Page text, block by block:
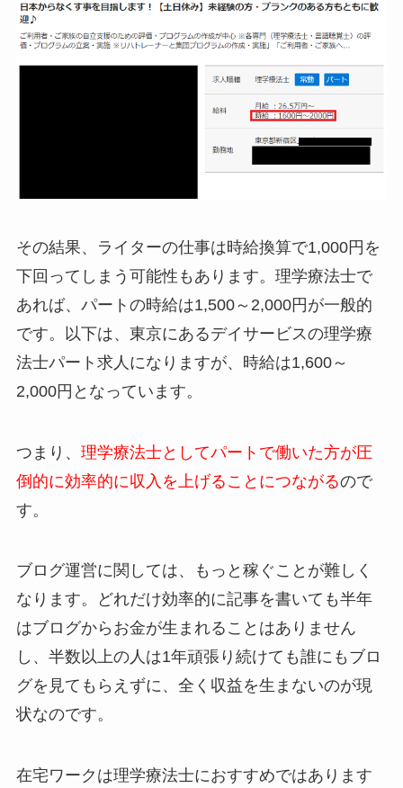
その結果、ライターの仕事は時給換算で1,000円を
下回ってしまう可能性もあります。理学療法士で
あれば、パートの時給は1,500～2,000円が一般的
です。以下は、東京にあるデイサービスの理学療
法士パート求人になりますが、時給は1,600～
2,000円となっています。
つまり、 理学療法士としてパートで働いた方が圧
倒的に効率的に収入を上げることにつながるので
す。
ブログ運営に関しては、もっと稼ぐことが難しく
なります。どれだけ効率的に記事を書いても半年
はブログからお金が生まれることはありません
し、半数以上の人は1年頑張り続けても誰にもブロ
グを見てもらえずに、全く収益を生まないのが現
状なのです。
在宅ワークは理学療法士におすすめではあります